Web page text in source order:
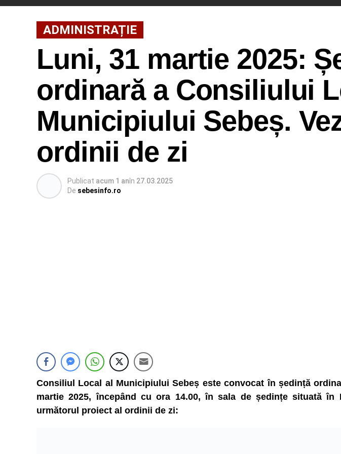
ADMINISTRAȚIE
Luni, 31 martie 2025:
ordinară a Consiliului
Municipiului Sebeș.
ordinii de zi
Publicat acum 1 anîn 27.03.2025
De sebesinfo.ro
Consiliul Local al Municipiului Sebeș este convocat în ședință
martie 2025, începând cu ora 14.00, în sala de ședințe situată în
următorul proiect al ordinii de zi: